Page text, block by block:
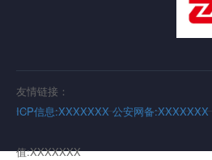
友情链接：
ICP信息:XXXXXXX 公安网备:XXXXXXX
值:XXXXXXX